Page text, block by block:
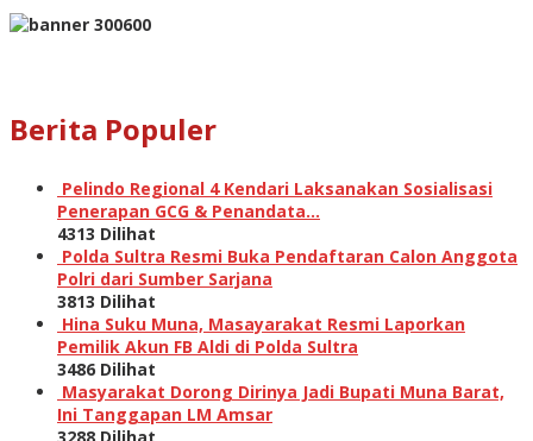
Berita Populer
Pelindo Regional 4 Kendari Laksanakan Sosialisasi
Penerapan GCG & Penandata…
4313 Dilihat
Polda Sultra Resmi Buka Pendaftaran Calon Anggota
Polri dari Sumber Sarjana
3813 Dilihat
Hina Suku Muna, Masayarakat Resmi Laporkan
Pemilik Akun FB Aldi di Polda Sultra
3486 Dilihat
Masyarakat Dorong Dirinya Jadi Bupati Muna Barat,
Ini Tanggapan LM Amsar